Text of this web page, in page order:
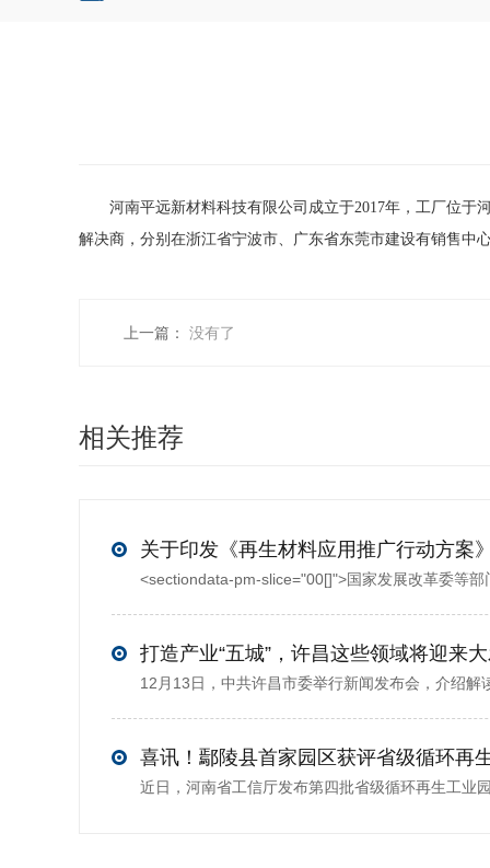
河南平远新材料科技有限公司成立于2017年，工厂位
解决商，分别在浙江省宁波市、广东省东莞市建设有销售中
上一篇： 没有了
相关推荐
打造产业“五城”，许昌这些领域将迎来
喜讯！鄢陵县首家园区获评省级循环再